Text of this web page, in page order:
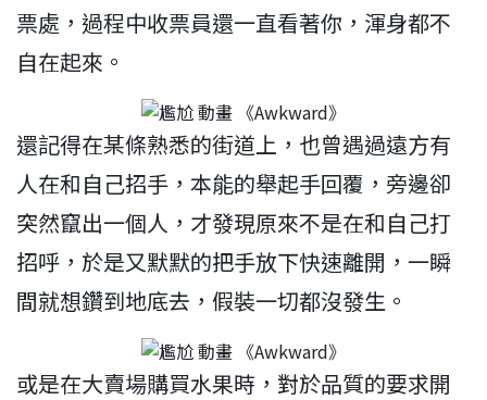
票處，過程中收票員還一直看著你，渾身都不
自在起來。
還記得在某條熟悉的街道上，也曾遇過遠方有
人在和自己招手，本能的舉起手回覆，旁邊卻
突然竄出一個人，才發現原來不是在和自己打
招呼，於是又默默的把手放下快速離開，一瞬
間就想鑽到地底去，假裝一切都沒發生。
或是在大賣場購買水果時，對於品質的要求開